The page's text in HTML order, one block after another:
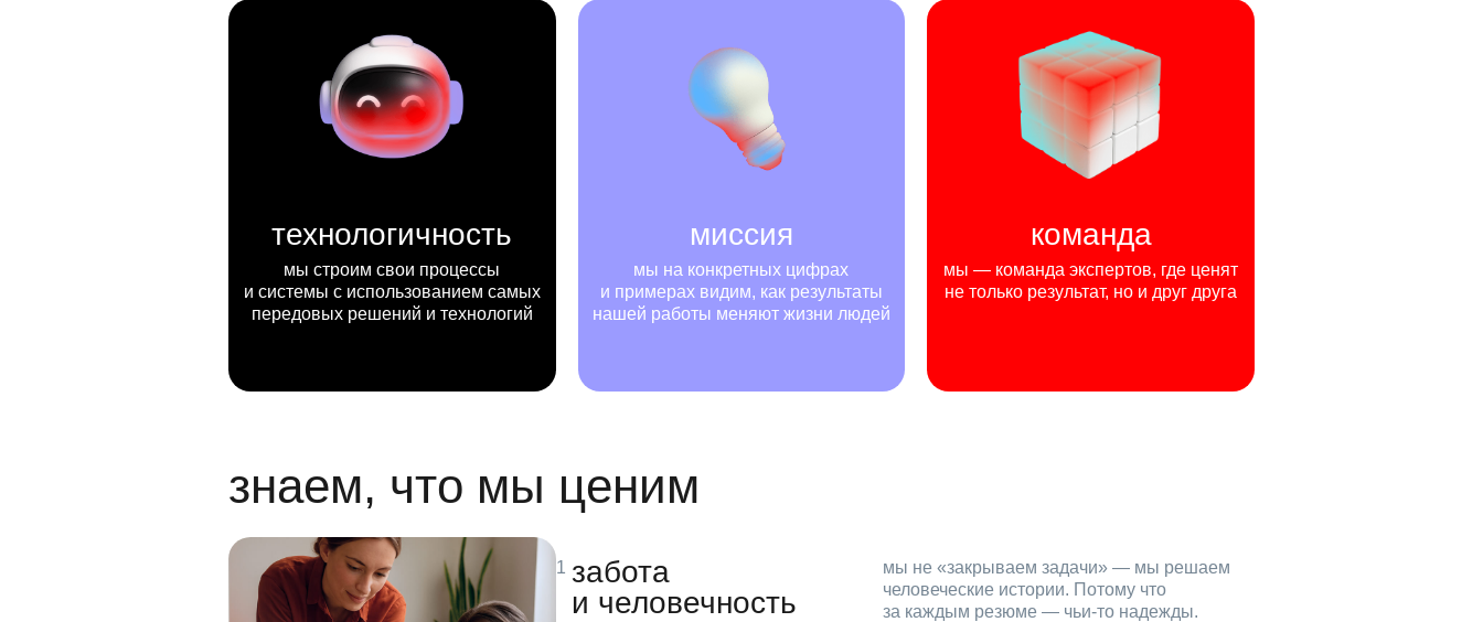
технологичность
мы строим свои процессы
и системы с использованием самых
передовых решений и технологий
миссия
мы на конкретных цифрах
и примерах видим, как результаты
нашей работы меняют жизни людей
команда
мы — команда экспертов, где ценят
не только результат, но и друг друга
знаем, что мы ценим
забота
и человечность
мы не «закрываем задачи» — мы решаем
человеческие истории. Потому что
за каждым резюме — чьи‑то надежды.